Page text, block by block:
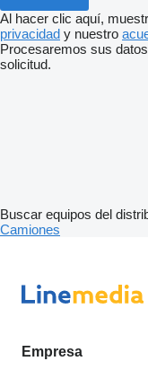
Al hacer clic aquí,
privacidad y nuestro
Procesaremos sus
solicitud.
Buscar equipos del
Camiones
Empresa